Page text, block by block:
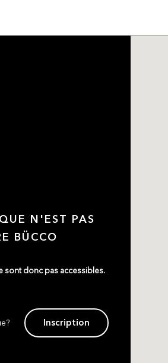
N'EST PAS
BÜCCO
sont donc pas accessibles.
Inscription